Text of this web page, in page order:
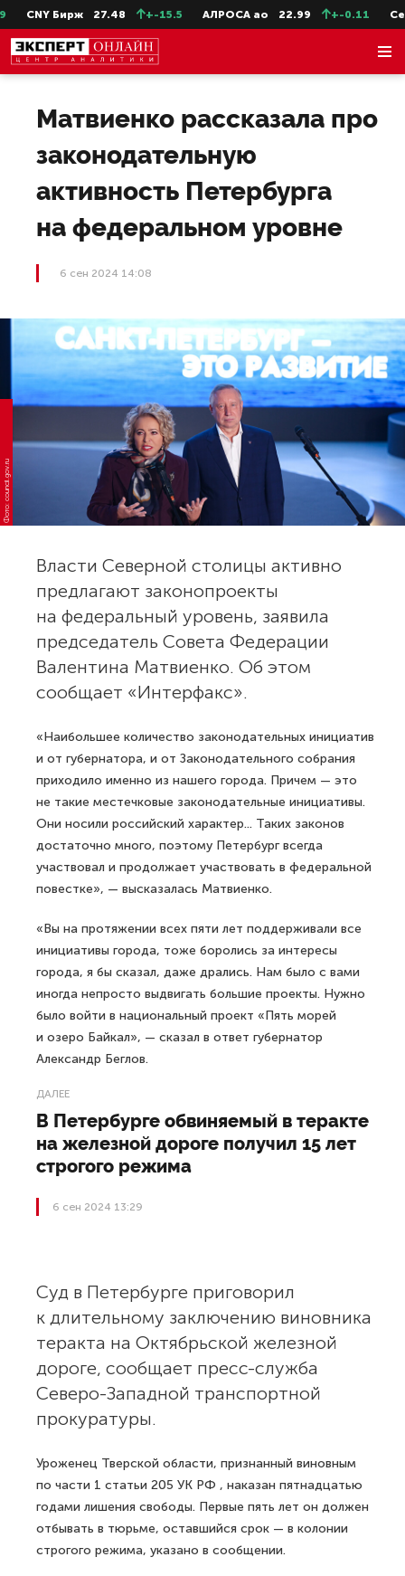
CNY Бирж 27.48 +-15.5 АЛРОСА ао 22.99 +-0.11
Матвиенко рассказала про
законодательную
активность Петербурга
на федеральном уровне
6 сен 2024 14:08
Фото: council.gov.ru
Власти Северной столицы активно
предлагают законопроекты
на федеральный уровень, заявила
председатель Совета Федерации
Валентина Матвиенко. Об этом
сообщает «Интерфакс».
«Наибольшее количество законодательных инициатив
и от губернатора, и от Законодательного собрания
приходило именно из нашего города. Причем — это
не такие местечковые законодательные инициативы.
Они носили российский характер... Таких законов
достаточно много, поэтому Петербург всегда
участвовал и продолжает участвовать в федеральной
повестке», — высказалась Матвиенко.
«Вы на протяжении всех пяти лет поддерживали все
инициативы города, тоже боролись за интересы
города, я бы сказал, даже дрались. Нам было с вами
иногда непросто выдвигать большие проекты. Нужно
было войти в национальный проект «Пять морей
и озеро Байкал», — сказал в ответ губернатор
Александр Беглов.
ДАЛЕЕ
В Петербурге обвиняемый в теракте
на железной дороге получил 15 лет
строгого режима
6 сен 2024 13:29
Суд в Петербурге приговорил
к длительному заключению виновника
теракта на Октябрьской железной
дороге, сообщает пресс-служба
Северо-Западной транспортной
прокуратуры.
Уроженец Тверской области, признанный виновным
по части 1 статьи 205 УК РФ , наказан пятнадцатью
годами лишения свободы. Первые пять лет он должен
отбывать в тюрьме, оставшийся срок — в колонии
строгого режима, указано в сообщении.